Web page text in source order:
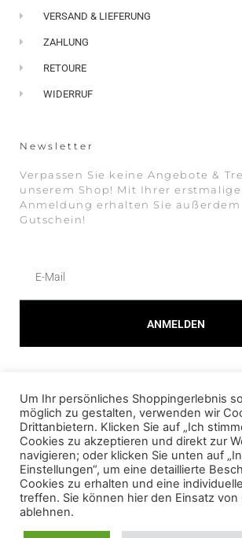
VERSAND & LIEFERUNG
ZAHLUNG
RETOURE
WIDERRUF
Newsletter
Verpassen Sie keine Angebote &
unserem Shop! Mit Ihrer
Anmeldung erhalten Sie außerdem
Gutschein!
ANMELDEN
© 2023 AMOUR FOU Online
AGB
DATENSCHUTZ
IMPRESSUM
Um Ihr persönliches Shoppingerlebnis
möglich zu gestalten, verwenden wir
Drittanbietern. Klicken Sie auf „Ich
Cookies zu akzeptieren und direkt zur
navigieren; oder klicken Sie unten auf
Einstellungen“, um eine detaillierte
Cookies zu erhalten und eine
treffen. Sie können hier den Einsatz von
ablehnen.